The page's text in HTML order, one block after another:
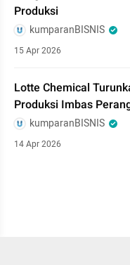
Produksi
kumparanBISNIS
15 Apr 2026
Lotte Chemical
Produksi Imbas
kumparanBISNIS
14 Apr 2026